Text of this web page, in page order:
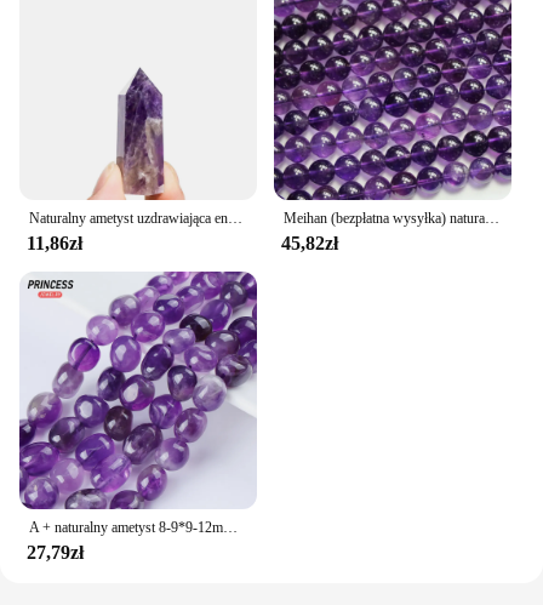
Naturalny ametyst uzdrawiająca energia kamień naturalny kwarc hala dekoracja polerowany kamień Obelisk rzeźbione kryształy rzemiosło 40-80mm 1pc
11,86zł
Meihan (bezpłatna wysyłka) naturalny brazylijski A + ametyst 6mm 8mm gładkie okrągłe koraliki do tworzenia biżuterii bransoletka DIY
45,82zł
A + naturalny ametyst 8-9*9-12mm kamyki kwarcowe nieregularne luźne koraliki do tworzenia biżuterii naszyjnik DIY akcesoria do bransoletki
27,79zł